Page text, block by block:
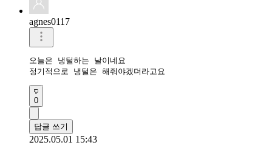
agnes0117
오늘은 냉털하는 날이네요
정기적으로 냉털은 해줘야겠더라고요
0
답글 쓰기
2025.05.01 15:43